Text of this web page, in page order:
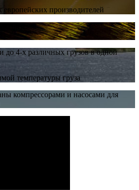
производителей
до 4-х различных грузов в одной
температуры груза
компрессорами и насосами для